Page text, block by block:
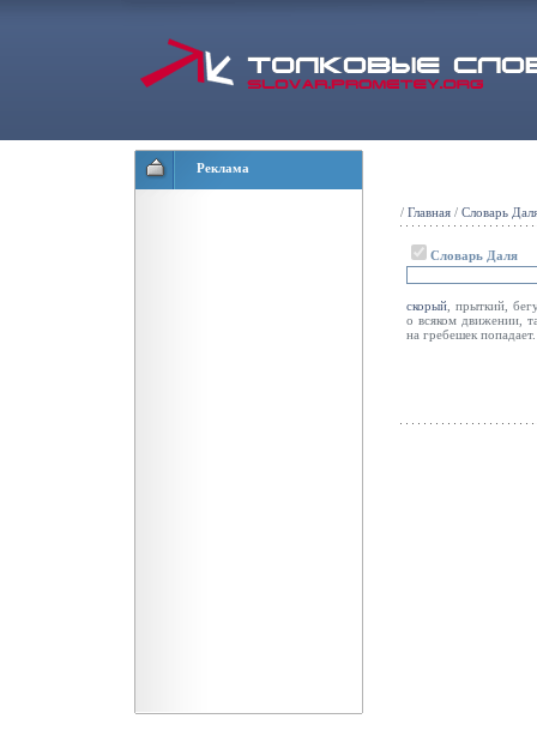
Реклама
/ Главная / Словарь
Словарь Даля
скорый , прыткий,
о всяком движении,
на гребешек